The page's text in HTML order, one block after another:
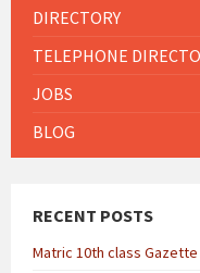
DIRECTORY
TELEPHONE
JOBS
BLOG
RECENT POSTS
Matric 10th class